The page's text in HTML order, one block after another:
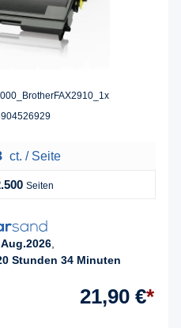
ct. / Seite
Seiten
Stunden 34 Minuten
21,90 €*